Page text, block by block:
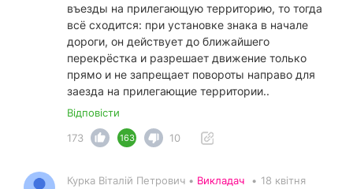
въезды на прилегающую территорию, то тогда
всё сходится: при установке знака в начале
дороги, он действует до ближайшего
перекрёстка и разрешает движение только
прямо и не запрещает повороты направо для
заезда на прилегающие территории..
Відповісти
173
163 10
Курка Вiталiй Петрович • Викладач • 18 квітня